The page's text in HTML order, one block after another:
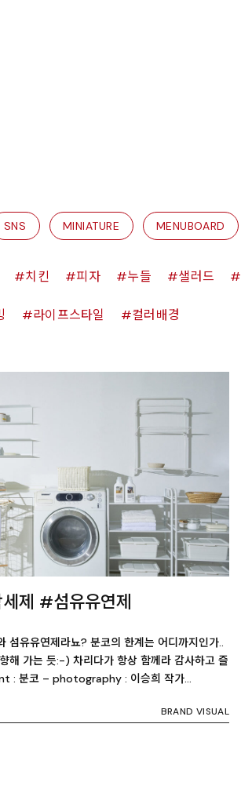
SNS MINIATURE MENUBOARD
치킨 피자 누들 샐러드
라이프스타일 컬러배경
제 #섬유유연제
섬유유연제라뇨? 분코의 한계는 어디까지인가..
해 가는 듯:-) 차리다가 항상 함께라 감사하고 즐
: 분코 – photography : 이승희 작가…
BRAND VISUAL